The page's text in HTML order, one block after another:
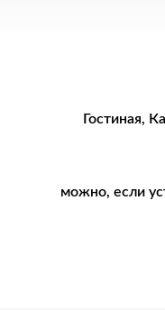
Гостиная,
можно, если